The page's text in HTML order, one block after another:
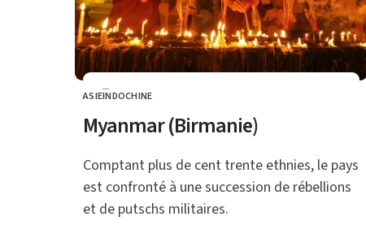
CATEGORY
ASIEINDOCHINE
Myanmar (Birmanie)
Comptant plus de cent trente ethnies, le pays
est confronté à une succession de rébellions
et de putschs militaires.